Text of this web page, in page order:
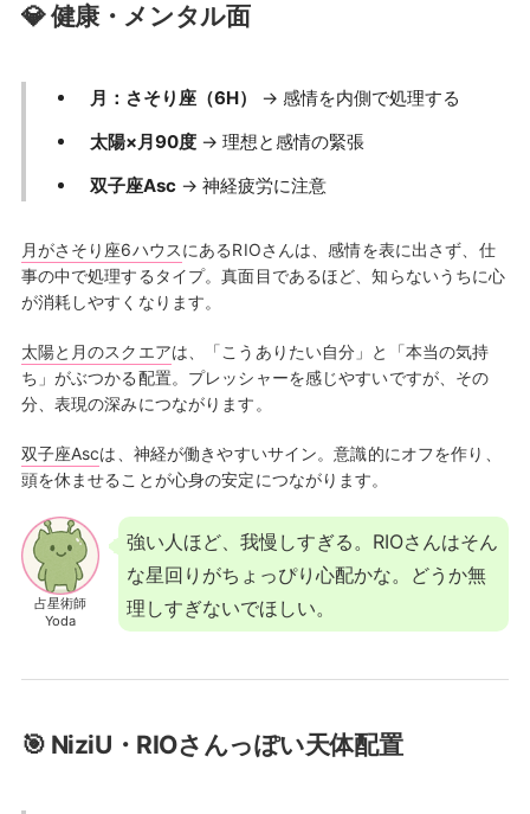
💎 健康・メンタル面
月：さそり座（6H）
→ 感情を内側で処理する
太陽×月90度→ 理想と感情の緊張
双子座Asc→ 神経疲労に注意
月がさそり座6ハウスにあるRIOさんは、感情を表に出さず、仕
事の中で処理するタイプ。真面目であるほど、知らないうちに心
が消耗しやすくなります。
太陽と月のスクエアは、「こうありたい自分」と「本当の気持
ち」がぶつかる配置。プレッシャーを感じやすいですが、その
分、表現の深みにつながります。
双子座Ascは、神経が働きやすいサイン。意識的にオフを作り、
頭を休ませることが心身の安定につながります。
占星術師
Yoda
強い人ほど、我慢しすぎる。RIOさんはそん
な星回りがちょっぴり心配かな。どうか無
理しすぎないでほしい。
🎯 NiziU・RIOさんっぽい天体配置